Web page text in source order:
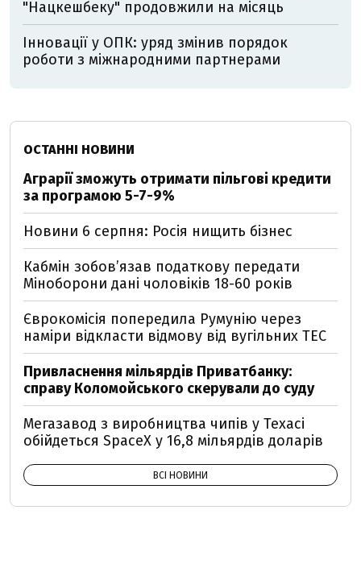
"Нацкешбеку" продовжили на місяць
Інновації у ОПК: уряд змінив порядок
роботи з міжнародними партнерами
ОСТАННІ НОВИНИ
Аграрії зможуть отримати пільгові кредити
за програмою 5-7-9%
Новини 6 серпня: Росія нищить бізнес
Кабмін зобовʼязав податкову передати
Міноборони дані чоловіків 18-60 років
Єврокомісія попередила Румунію через
наміри відкласти відмову від вугільних ТЕС
Привласнення мільярдів Приватбанку:
справу Коломойського скерували до суду
Мегазавод з виробництва чипів у Техасі
обійдеться SpaceX у 16,8 мільярдів доларів
ВСІ НОВИНИ